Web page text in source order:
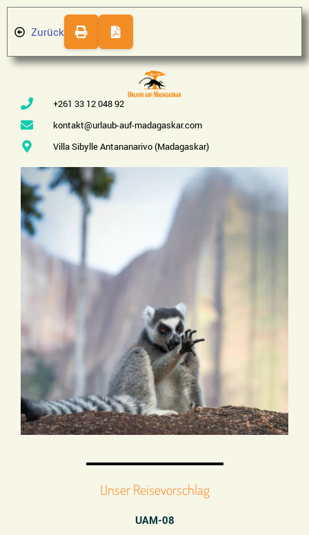
Zurück
+261 33 12 048 92
kontakt@urlaub-auf-madagaskar.com
Villa Sibylle Antananarivo (Madagaskar)
Unser Reisevorschlag
UAM-08